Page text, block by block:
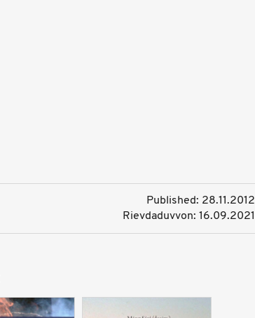
Published: 28.11.2012
Rievdaduvvon: 16.09.2021